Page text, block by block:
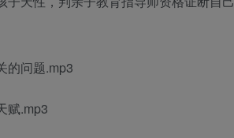
的问题.mp3
赋.mp3